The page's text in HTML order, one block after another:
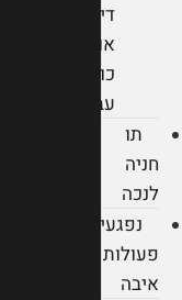
דין
אובדן
כושר
עבודה
תו
חניה
לנכה
נפגעי
פעולות
איבה